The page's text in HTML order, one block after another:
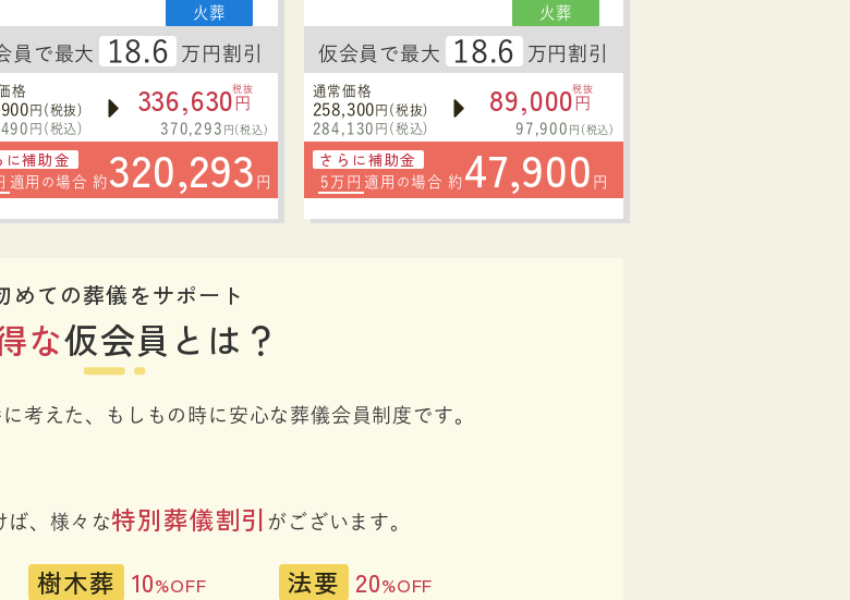
火葬
員で最大 18.6 万円割引
格
円(税抜)
円(税込)
336,630税抜
円
370,293 円(税込)
に補助金
適用 の 場合 約320,293 円
火葬
仮会員で最大 18.6 万円割引
通常価格
258,300 円(税抜)
284,130 円(税込)
89,000税抜
円
97,900 円(税込)
さらに補助金
5万円 適用 の 場合 約 47,900 円
めての葬儀をサポート
な仮会員とは？
考えた、 もしもの時に安心な葬儀会員制度です。
、 様々な特別葬儀割引 がございます。
樹木葬 10%OFF 法要 20%OFF